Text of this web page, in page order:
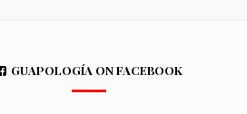
GUAPOLOGÍA ON FACEBOOK